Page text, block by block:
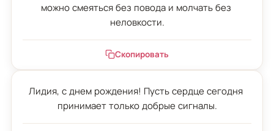
можно смеяться без повода и молчать без
неловкости.
Скопировать
Лидия, с днем рождения! Пусть сердце сегодня
принимает только добрые сигналы.